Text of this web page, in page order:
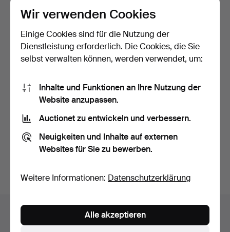
KANDELABER, 1 Paar,
Neusilber, 19. Jahrhun…
4 Tage
69 USD
RAHMEN, 1 Paar, Barockstil,
Neusilber mit …
6 Tage
211 USD
Sie können auch inBeendete Auktionen aus unserem
suchen.
Fußzeilen-
Kontakt mit dem Support aufnehmen
Wir verwenden Cookies
Einige Cookies sind für die Nutzung der
Dienstleistung erforderlich. Die Cookies, die Sie
selbst verwalten können, werden verwendet, um:
Inhalte und Funktionen an Ihre Nutzung der
Website anzupassen.
Auctionet zu entwickeln und verbessern.
Neuigkeiten und Inhalte auf externen
Websites für Sie zu bewerben.
Weitere Informationen: Datenschutzerklärung
Alle akzeptieren